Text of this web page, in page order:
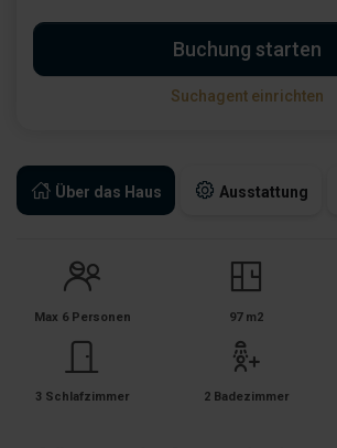
Über das Haus Ausstattung
Max 6 Personen 97 m2
3 Schlafzimmer 2 Badezimmer
Buchung starten
Suchagent einrichten